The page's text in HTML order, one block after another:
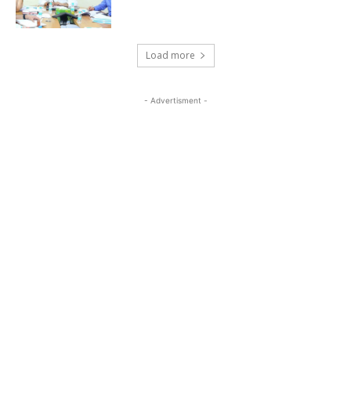
Load more
- Advertisment -